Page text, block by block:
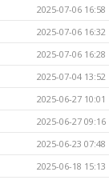
2025-07-06 16:58
2025-07-06 16:32
2025-07-06 16:28
2025-07-04 13:52
2025-06-27 10:01
2025-06-27 09:16
2025-06-23 07:48
2025-06-18 15:13